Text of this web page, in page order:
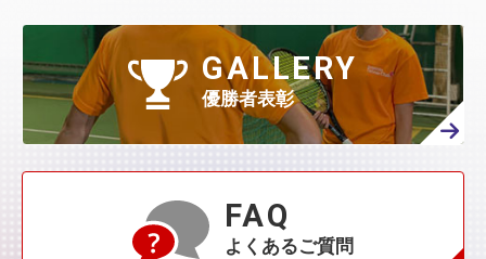
GALLERY
優勝者表彰
FAQ
よくあるご質問